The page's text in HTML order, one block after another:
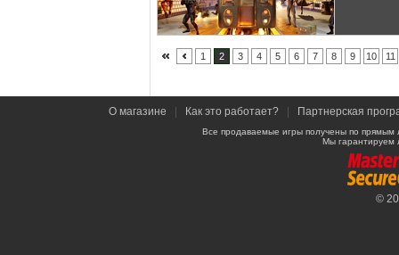
1 2 3 4 5 6 7 8 9 10 11
О магазине Как это работает? Партнерская
Все продаваемые игры получены по
Мы гарантируем
©